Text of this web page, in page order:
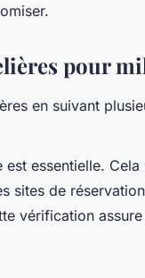
pour
en suivant
est essentielle.
sites de
vérification